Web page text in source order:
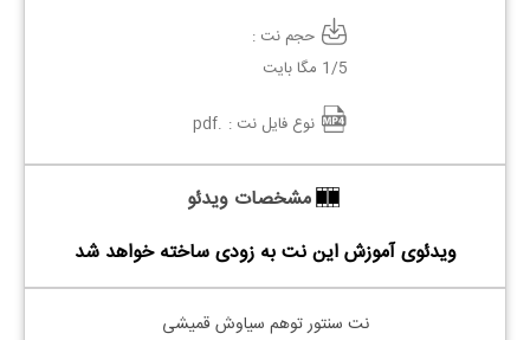
حجم نت :
1/5 مگا بایت
نوع فایل نت : .pdf
مشخصات ویدئو
ویدئوی آموزش این نت به زودی ساخته خواهد شد
نت سنتور توهم سیاوش قمیشی